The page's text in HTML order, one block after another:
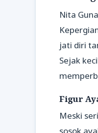
Nita
jati diri
Sejak
Figur
Meski